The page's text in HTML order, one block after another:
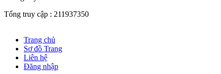
Tổng truy cập : 211937350
Trang chủ
Sơ đồ Trang
Liên hệ
Đăng nhập